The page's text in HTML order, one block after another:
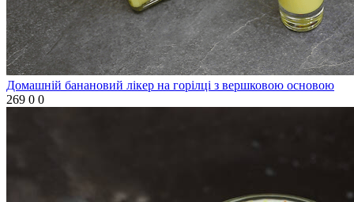
Домашній банановий лікер на горілці з вершковою основою
269 0 0